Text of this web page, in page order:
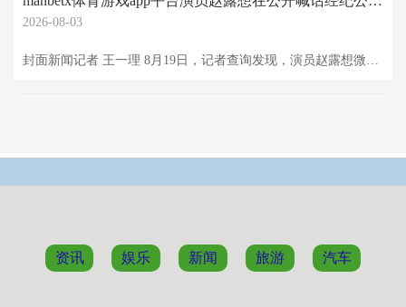
2026-08-03
封面新闻记者 王一理 8月19日，记者查询发现，演员赵露想微博账号已处于无法稽查情状。点进账号主页高傲：“该账号因用户自行苦求关闭，现已无法稽查。” 当宇宙午，赵露想身着孑然红衣，头戴红帽在另一个酬酢平台上开启了直播，并在直播中暗示：“太喜悦了，不可爱我的东说念主离我远少量。”而值得一提的是，赵露想在退出微博前一天，曾更换过微博头像。 赵露想此前曾更换微博头像 图据赵露想微博截图 日前，演员赵露想在公开喊话经纪公司未赢得复兴后，发长文控诉星河酷娱，立时激励庸俗关怀。尔后接连几日，赵露想齐在网上
资讯 娱乐 新闻 旅游 汽车